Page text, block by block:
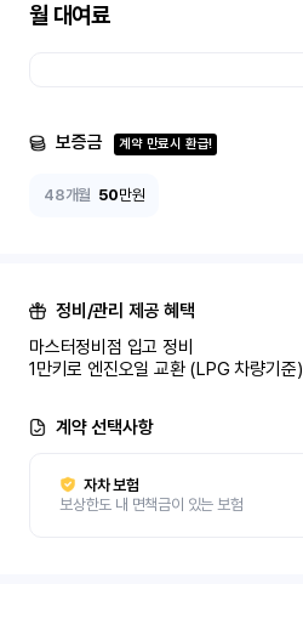
월 대여료
보증금 계약 만료시 환급!
48개월 50만원
정비/관리 제공 혜택
마스터정비점 입고 정비
1만키로 엔진오일 교환 (LPG 차량기준)
계약 선택사항
자차 보험
보상한도 내 면책금이 있는 보험